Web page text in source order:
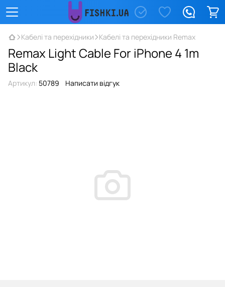
Кабелі та перехідники Кабелі та перехідники Remax
Remax Light Cable For iPhone 4 1m
Black
Артикул: 50789 Написати відгук